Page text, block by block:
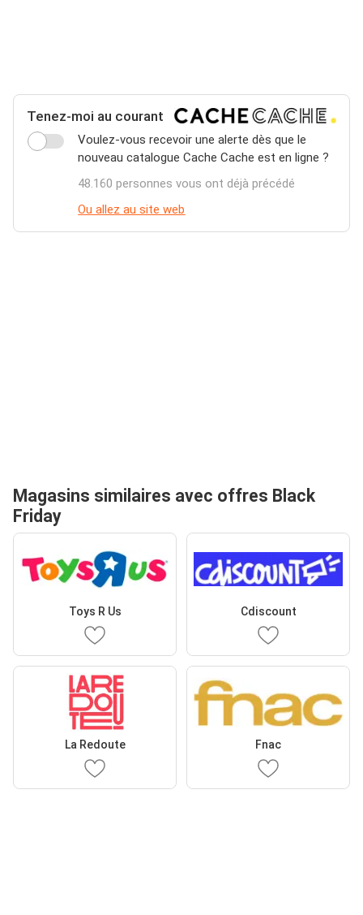
Tenez-moi au courant
Voulez-vous recevoir une alerte dès que le
nouveau catalogue Cache Cache est en ligne ?
48.160 personnes vous ont déjà précédé
Ou allez au site web
Magasins similaires avec offres Black
Friday
Toys R Us Cdiscount
La Redoute Fnac